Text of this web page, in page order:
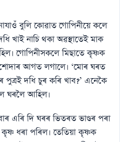
বুলি কোৱাত গােপিনীয়ে কলে
খাই নাচি থকা অৱস্থাতেই মাক
গােপিনীসকলে মিছাতে কৃষ্ণক
আগত লগালে। ‘মােৰ ঘৰত
পুত্ৰই দধি চুৰ কৰি খাব?’ এনেকৈ
ঘৰলৈ আহিল।
এৰি দি ঘৰৰ ভিতৰত ভাণ্ডৰ পৰা
ধৰা পৰিল। তেতিয়া কৃষ্ণক